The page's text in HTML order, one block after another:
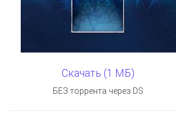
Скачать (1 МБ)
БЕЗ торрента через DS